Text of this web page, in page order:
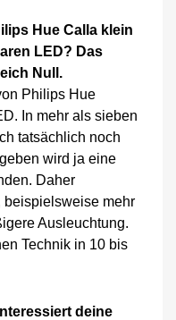
Hue Calla klein
LED? Das
Null.
Philips Hue
In mehr als sieben
tatsächlich noch
wird ja eine
Daher
beispielsweise mehr
Ausleuchtung.
Technik in 10 bis
deine